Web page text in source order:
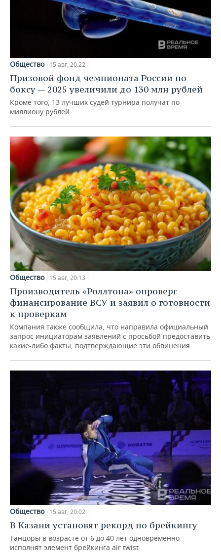
Общество 15 авг, 20:22
Призовой фонд чемпионата России по
боксу — 2025 увеличили до 130 млн рублей
Кроме того, 13 лучших судей турнира получат по
миллиону рублей
Общество 15 авг, 20:13
Производитель «Роллтона» опроверг
финансирование ВСУ и заявил о готовности
к проверкам
Компания также сообщила, что направила официальный
запрос инициаторам заявлений с просьбой предоставить
какие-либо факты, подтверждающие эти обвинения
Общество 15 авг, 20:02
В Казани установят рекорд по брейкингу
Танцоры в возрасте от 6 до 40 лет одновременно
исполнят элемент брейкинга air twist